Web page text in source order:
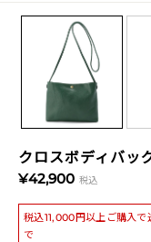
クロスボディバッ
¥42,900 税込
税込11,000円以上ご購入
で